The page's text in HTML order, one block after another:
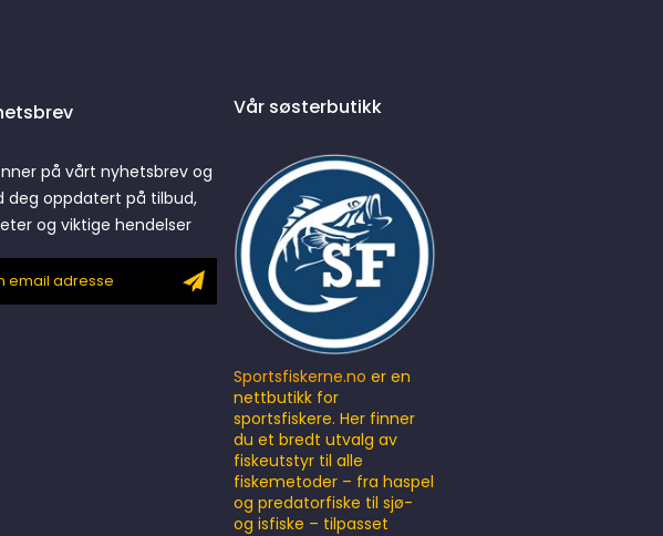
på vårt nyhetsbrev og
deg oppdatert på tilbud,
og viktige hendelser
Vår søsterbutikk
Sportsfiskerne.no er en
nettbutikk for
sportsfiskere. Her finner
du et bredt utvalg av
fiskeutstyr til alle
fiskemetoder – fra haspel
og predatorfiske til sjø-
og isfiske – tilpasset